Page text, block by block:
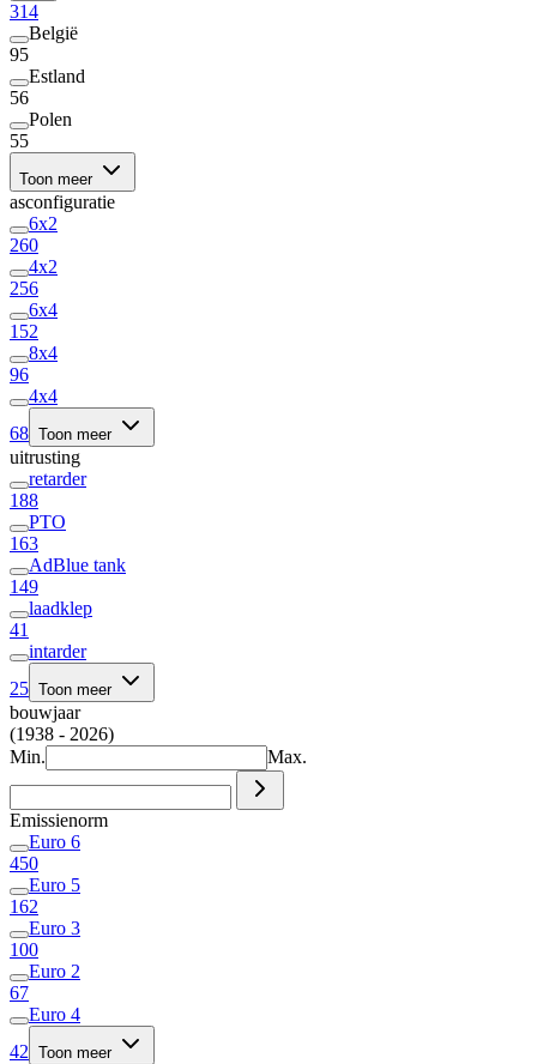
314
België
95
Estland
56
Polen
55
Toon meer
asconfiguratie
6x2
260
4x2
256
6x4
152
8x4
96
4x4
68 Toon meer
uitrusting
retarder
188
PTO
163
AdBlue tank
149
laadklep
41
intarder
25 Toon meer
bouwjaar
(1938 - 2026)
Min.
Max.
Emissienorm
Euro 6
450
Euro 5
162
Euro 3
100
Euro 2
67
Euro 4
42 Toon meer